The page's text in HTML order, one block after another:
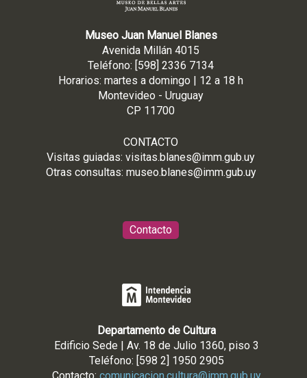
Museo Juan Manuel Blanes
Avenida Millán 4015
Teléfono: [598] 2336 7134
Horarios: martes a domingo | 12 a 18 h
Montevideo - Uruguay
CP 11700
CONTACTO
Visitas guiadas: visitas.blanes@imm.gub.uy
Otras consultas: museo.blanes@imm.gub.uy
Contacto
Departamento de Cultura
Edificio Sede | Av. 18 de Julio 1360, piso 3
Teléfono: [598 2] 1950 2905